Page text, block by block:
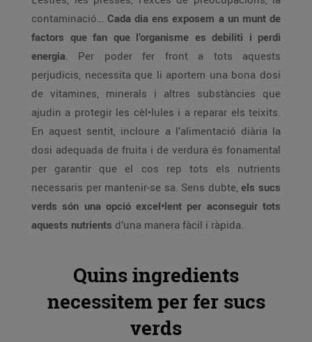
contaminació… Cada dia ens exposem a un munt de
factors que fan que l’organisme es debiliti i perdi
energia. Per poder fer front a tots aquests
perjudicis, necessita que li aportem una bona dosi
de vitamines, minerals i altres substàncies que
ajudin a protegir les cèl•lules i a reparar els teixits.
En aquest sentit, incloure a l’alimentació diària la
dosi adequada de fruita i de verdura és fonamental
per garantir que el cos rep tots els nutrients
necessaris per mantenir-se sa. Sens dubte, els sucs
verds són una opció excel•lent per aconseguir tots
aquests nutrients d’una manera fàcil i ràpida.
Quins ingredients
necessitem per fer sucs
verds